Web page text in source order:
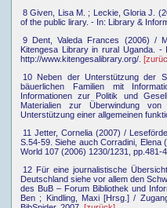
8 Given, Lisa M. ; Leckie, Gloria J.
of the public lirary. - In: Library &
9 Dent, Valeda Frances (2006) /
Kitengesa Library in rural Uganda.
http://www.kitengesalibrary.org/.
10 Neben der Unterstützung der
bäuerlichen Familien mit
Informationen zur Politik und
Materialien zur Überwindung
Unterstützung einer allgemeinen
11 Jetter, Cornelia (2007) /
S.54-59. Siehe auch Corradini,
World 107 (2006) 1230/1231, pp.481-
12 Für eine journalistische
Deutschland siehe vor allem den
des BuB – Forum Bibliothek und
Ben ; Kindling, Maxi [Hrsg.] /